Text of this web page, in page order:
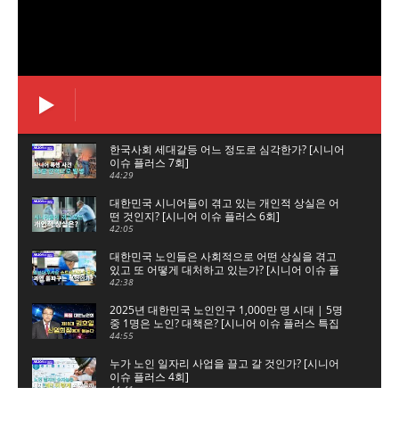
한국사회 세대갈등 어느 정도로 심각한가? [시니어
이슈 플러스 7회]
44:29
대한민국 시니어들이 겪고 있는 개인적 상실은 어
떤 것인지? [시니어 이슈 플러스 6회]
42:05
대한민국 노인들은 사회적으로 어떤 상실을 겪고
있고 또 어떻게 대처하고 있는가? [시니어 이슈 플
러스 5회]
42:38
2025년 대한민국 노인인구 1,000만 명 시대 | 5명
중 1명은 노인? 대책은? [시니어 이슈 플러스 특집
대한노인회]
44:55
누가 노인 일자리 사업을 끌고 갈 것인가? [시니어
이슈 플러스 4회]
44:41